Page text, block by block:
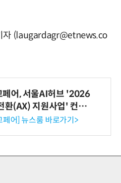
자 (laugardagr@etnews.co
페어, 서울AI허브 '2026
환(AX) 지원사업' 컨소
선정
페어] 뉴스룸 바로가기>